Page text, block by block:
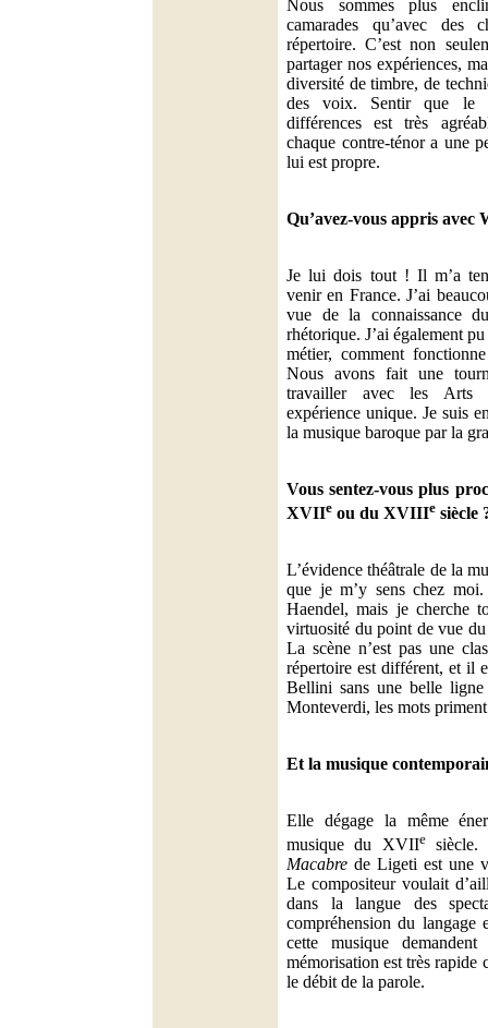
Nous sommes plus
camarades qu’avec des
répertoire. C’est non
partager nos expériences,
diversité de timbre, de
des voix. Sentir que le
différences est très
chaque contre-ténor a une
lui est propre.
Qu’avez-vous appris avec
Je lui dois tout ! Il m’a
venir en France. J’ai
vue de la connaissance
rhétorique. J’ai également
métier, comment
Nous avons fait une
travailler avec les Arts
expérience unique. Je suis
la musique baroque par la
Vous sentez-vous plus
XVIIe ou du XVIIIe siècle
L’évidence théâtrale de la
que je m’y sens chez moi.
Haendel, mais je cherche
virtuosité du point de vue
La scène n’est pas une
répertoire est différent, et il
Bellini sans une belle
Monteverdi, les mots
Et la musique
Elle dégage la même
musique du XVIIe
Macabre de Ligeti est une
Le compositeur voulait
dans la langue des
compréhension du langage
cette musique
mémorisation est très rapide
le débit de la parole.